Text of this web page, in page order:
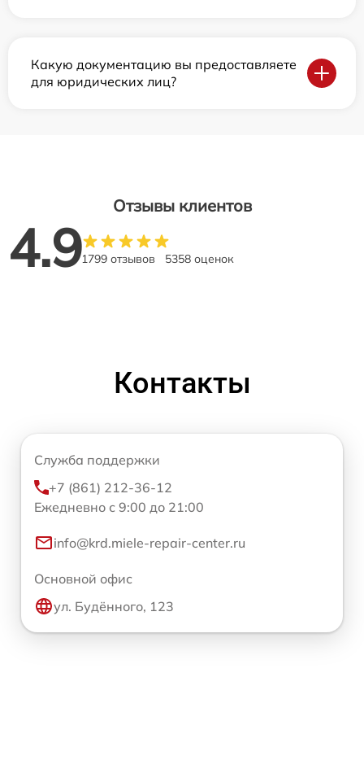
Какую документацию вы предоставляете
для юридических лиц?
Отзывы клиентов
4.91799 отзывов 5358 оценок
Контакты
Служба поддержки
+7 (861) 212-36-12
Ежедневно с 9:00 до 21:00
info@krd.miele-repair-center.ru
Основной офис
ул. Будённого, 123